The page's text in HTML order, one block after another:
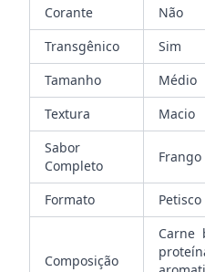
Corante
Não
Transgênico
Sim
Tamanho
Médio
Textura
Macio
Sabor
Completo
Frango
Formato
Composição
Carne